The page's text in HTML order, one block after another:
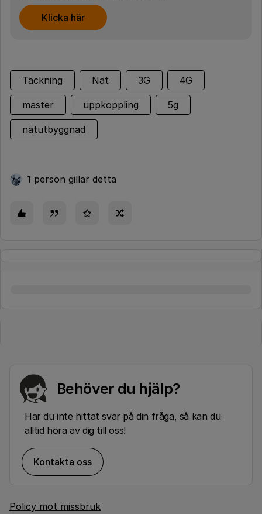
Klicka här
Täckning Nät 3G 4G
master uppkoppling 5g
nätutbyggnad
1 person gillar detta
Behöver du hjälp?
Har du inte hittat svar på din fråga, så kan du
alltid höra av dig till oss!
Kontakta oss
Policy mot missbruk